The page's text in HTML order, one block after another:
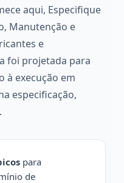
aqui, Especifique
Manutenção e
e
foi projetada para
à execução em
especificação,
para
de